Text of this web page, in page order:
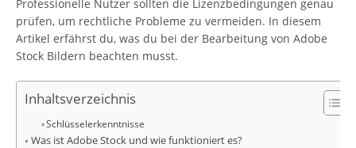
Professionelle Nutzer sollten die Lizenzbedingungen genau
prüfen, um rechtliche Probleme zu vermeiden. In diesem
Artikel erfährst du, was du bei der Bearbeitung von Adobe
Stock Bildern beachten musst.
Inhaltsverzeichnis
Schlüsselerkenntnisse
Was ist Adobe Stock und wie funktioniert es?